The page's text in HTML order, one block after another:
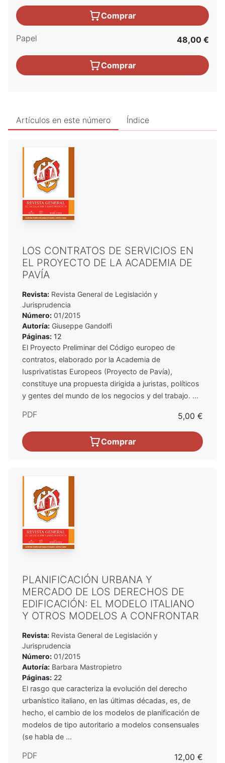
Comprar
Papel 48,00 €
Comprar
Artículos en este número Índice
LOS CONTRATOS DE SERVICIOS EN
EL PROYECTO DE LA ACADEMIA DE
PAVÍA
Revista: Revista General de Legislación y
Jurisprudencia
Número: 01/2015
Autoría: Giuseppe Gandolfi
Páginas: 12
El Proyecto Preliminar del Código europeo de
contratos, elaborado por la Academia de
Iusprivatistas Europeos (Proyecto de Pavía),
constituye una propuesta dirigida a juristas, políticos
y gentes del mundo de los negocios y del trabajo. ...
PDF 5,00 €
Comprar
PLANIFICACIÓN URBANA Y
MERCADO DE LOS DERECHOS DE
EDIFICACIÓN: EL MODELO ITALIANO
Y OTROS MODELOS A CONFRONTAR
Revista: Revista General de Legislación y
Jurisprudencia
Número: 01/2015
Autoría: Barbara Mastropietro
Páginas: 22
El rasgo que caracteriza la evolución del derecho
urbanístico italiano, en las últimas décadas, es, de
hecho, el cambio de los modelos de planificación de
modelos de tipo autoritario a modelos consensuales
(se habla de ...
PDF 12,00 €